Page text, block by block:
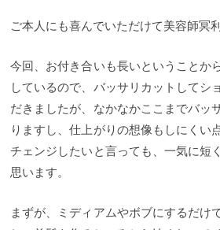
ご本人にも喜んでいただけて美容師冥
今回、お付き合いも長いということか
しているので、バッサリカットしてシ
だきましたが、なかなかここまでバッ
りますし、仕上がりの想像もしにくい
チェンジしたいと言っても、一気に短
思います。
まずが、ミディアムやボブにするだけ